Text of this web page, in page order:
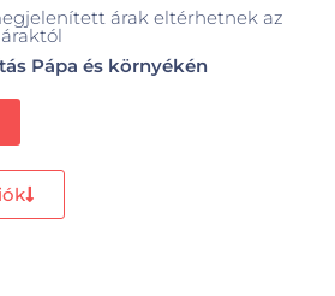
árak eltérhetnek az
Pápa és környékén